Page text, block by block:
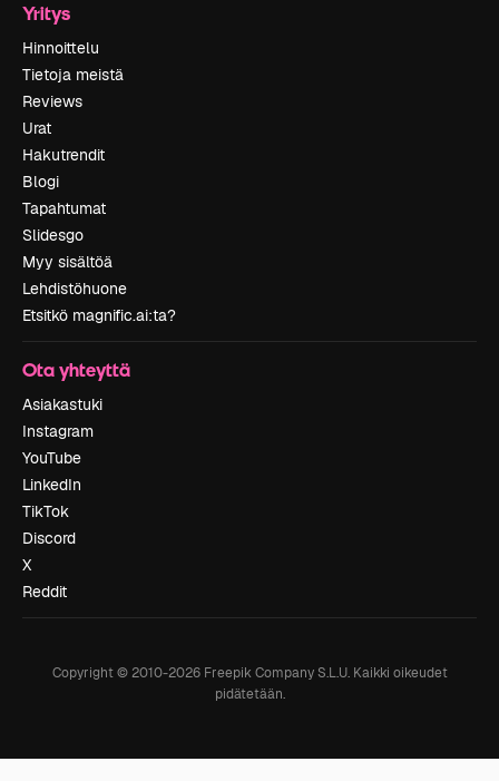
Yritys
Hinnoittelu
Tietoja meistä
Reviews
Urat
Hakutrendit
Blogi
Tapahtumat
Slidesgo
Myy sisältöä
Lehdistöhuone
Etsitkö magnific.ai:ta?
Ota yhteyttä
Asiakastuki
Instagram
YouTube
LinkedIn
TikTok
Discord
X
Reddit
Copyright © 2010-2026Freepik Company S.L.U. Kaikki oikeudet
pidätetään.